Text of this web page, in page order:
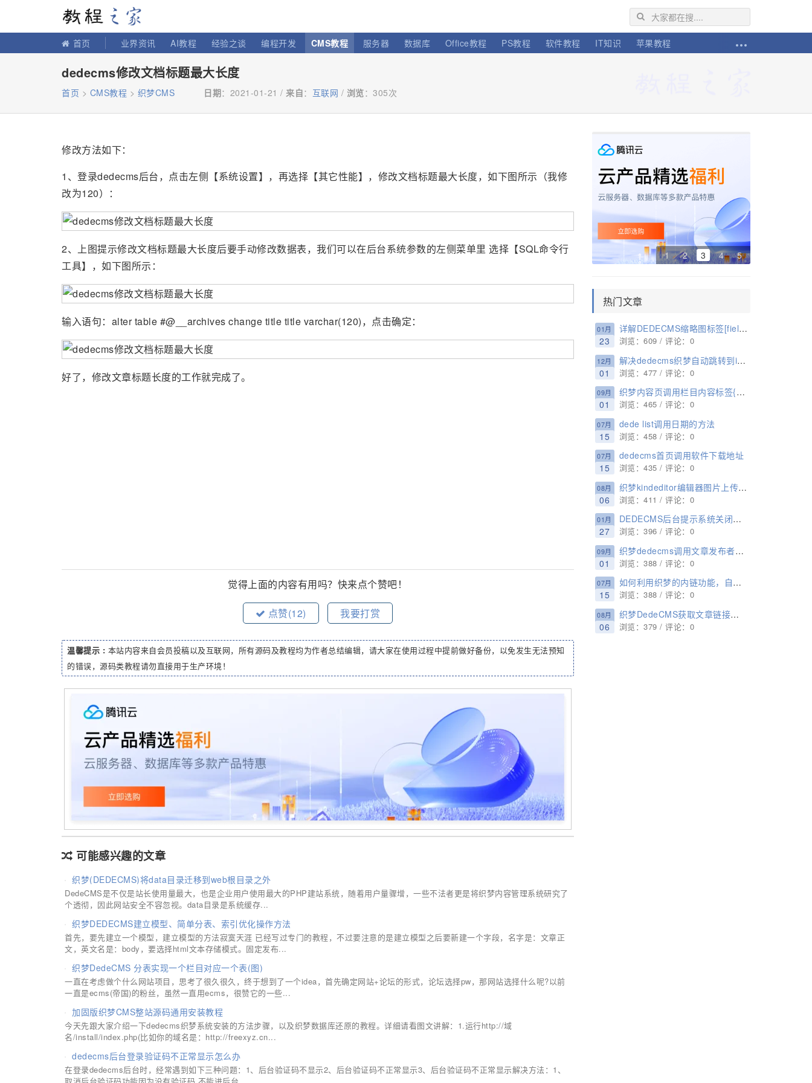
首页 业界资讯 AI教程 经验之谈 编程开发 CMS教程 服务器 数据库 Office教程 PS教程 软件教程 IT知识 苹果教程
dedecms修改文档标题最大长度
首页 > CMS教程 > 织梦CMS 日期：2021-01-21 / 来自： 互联网 / 浏览： 305次
修改方法如下：
1、登录dedecms后台，点击左侧【系统设置】，再选择【其它性能】，修改文档标题最大长度，如下图所示（我修
改为120）：
2、上图提示修改文档标题最大长度后要手动修改数据表，我们可以在后台系统参数的左侧菜单里 选择【SQL命令行
工具】，如下图所示：
输入语句：alter table #@__archives change title title varchar(120)，点击确定：
好了，修改文章标题长度的工作就完成了。
觉得上面的内容有用吗？快来点个赞吧！
点赞(12) 我要打赏
温馨提示 : 本站内容来自会员投稿以及互联网，所有源码及教程均为作者总结编辑，请大家在使用过程中提前做好备份，以免发生无法预知
的错误，源码类教程请勿直接用于生产环境！
可能感兴趣的文章
织梦(DEDECMS)将data目录迁移到web根目录之外
DedeCMS是不仅是站长使用量最大，也是企业用户使用最大的PHP建站系统，随着用户量骤增，一些不法者更是将织梦内容管理系统研究了
个透彻，因此网站安全不容忽视。data目录是系统缓存...
织梦DEDECMS建立模型、简单分表、索引优化操作方法
首先，要先建立一个模型，建立模型的方法寂寞天涯 已经写过专门的教程，不过要注意的是建立模型之后要新建一个字段，名字是：文章正
文，英文名是：body，要选择html文本存储模式。固定发布...
织梦DedeCMS 分表实现一个栏目对应一个表(图)
一直在考虑做个什么网站项目，思考了很久很久，终于想到了一个idea，首先确定网站+论坛的形式，论坛选择pw，那网站选择什么呢?以前
一直是ecms(帝国)的粉丝，虽然一直用ecms，很赞它的一些...
加固版织梦CMS整站源码通用安装教程
今天先跟大家介绍一下dedecms织梦系统安装的方法步骤，以及织梦数据库还原的教程。详细请看图文讲解：1.运行http://域
名/install/index.php(比如你的域名是：http://freexyz.cn...
dedecms后台登录验证码不正常显示怎么办
在登录dedecms后台时，经常遇到如下三种问题：1、后台验证码不显示2、后台验证码不正常显示3、后台验证码不正常显示解决方法：1、
1 2 3 4 5
热门文章
01月
23
详解DEDECMS缩略图标签[field:picname/]和[field:litpic/]的区别
浏览：609 / 评论：0
12月
01
解决dedecms织梦自动跳转到index.html的问题
浏览：477 / 评论：0
09月
01
织梦内容页调用栏目内容标签{dede:field.content/}
浏览：465 / 评论：0
07月
15
dede list调用日期的方法
浏览：458 / 评论：0
07月
15
dedecms首页调用软件下载地址
浏览：435 / 评论：0
08月
06
织梦kindeditor编辑器图片上传增加图片alt属性和title属性的方法
浏览：411 / 评论：0
01月
27
DEDECMS后台提示系统关闭会员功能，无法访问此页面的解决方法
浏览：396 / 评论：0
09月
01
织梦dedecms调用文章发布者信息的办法
浏览：388 / 评论：0
07月
15
如何利用织梦的内链功能，自动给文章加内链
浏览：388 / 评论：0
08月
06
织梦DedeCMS获取文章链接的函数GetOneArchive使用方法
浏览：379 / 评论：0